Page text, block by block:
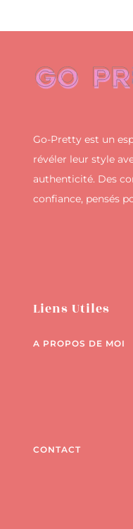
Go-Pretty est un
révéler leur style
authenticité. Des
confiance, pensés
Liens Utiles
A PROPOS DE MOI
CONTACT